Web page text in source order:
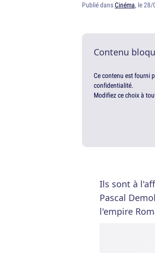
Publié dansCinéma, le
Contenu
Ce contenu est fourni
confidentialité.
Modifiez ce choix à
Ils sont à
Pascal
l'empire